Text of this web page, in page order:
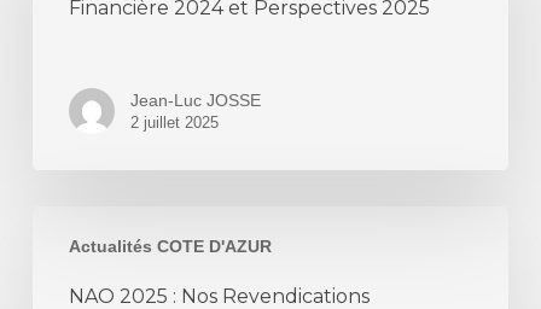
Financière 2024 et Perspectives 2025
Jean-Luc JOSSE
2 juillet 2025
Actualités COTE D'AZUR
2025
NAO 2025 : Nos Revendications